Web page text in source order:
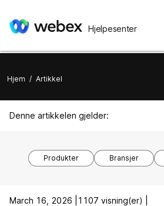
Hjelpesenter
Hjem / Artikkel
Denne artikkelen gjelder:
Produkter Bransjer
March 16, 2026 |
1107 visning(er) |